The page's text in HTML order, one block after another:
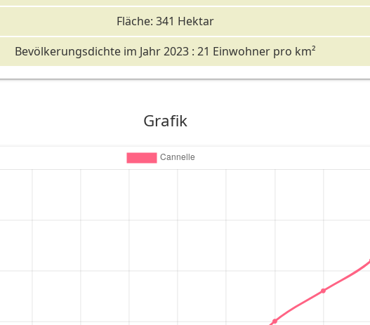
Fläche: 341 Hektar
Bevölkerungsdichte im Jahr 2023 : 21 Einwohner pro km²
Grafik